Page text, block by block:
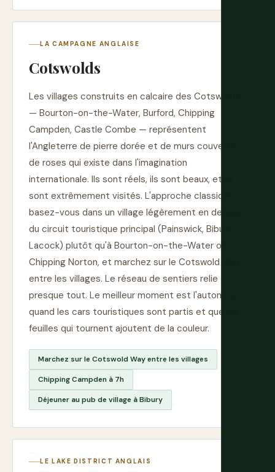
LA CAMPAGNE ANGLAISE
Cotswolds
Les villages construits en calcaire des Cotswolds
— Bourton-on-the-Water, Burford, Chipping
Campden, Castle Combe — représentent
l'Angleterre de pierre dorée et de murs couverts
de roses qui existe dans l'imagination
internationale. Ils sont réels, ils sont beaux, et ils
sont extrêmement visités. L'approche classique :
basez-vous dans un village légèrement en dehors
du circuit touristique principal (Painswick, Bibury,
Lacock) plutôt qu'à Bourton-on-the-Water ou
Chipping Norton, et marchez sur le Cotswold Way
entre les villages. Le réseau de sentiers relie
presque tout. Le meilleur moment est l'automne,
quand les cars touristiques sont partis et que les
feuilles qui tournent ajoutent de la couleur.
Marchez sur le Cotswold Way entre les villages
Chipping Campden à 7h
Déjeuner au pub de village à Bibury
LE LAKE DISTRICT ANGLAIS